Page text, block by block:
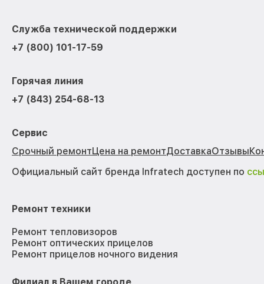
Служба технической поддержки
+7 (800) 101-17-59
Горячая линия
+7 (843) 254-68-13
Сервис
Срочный ремонтЦена на ремонтДоставкаОтзывы
Официальный сайт бренда Infratech доступен по
Ремонт техники
Ремонт тепловизоров
Ремонт оптических прицелов
Ремонт прицелов ночного видения